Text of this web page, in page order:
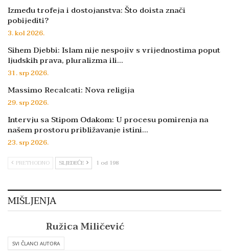
Između trofeja i dostojanstva: Što doista znači
pobijediti?
3. kol 2026.
Sihem Djebbi: Islam nije nespojiv s vrijednostima poput
ljudskih prava, pluralizma ili…
31. srp 2026.
Massimo Recalcati: Nova religija
29. srp 2026.
Intervju sa Stipom Odakom: U procesu pomirenja na
našem prostoru približavanje istini…
23. srp 2026.
PRETHODNO SLJEDEĆE 1 od 198
MIŠLJENJA
Ružica Miličević
SVI ČLANCI AUTORA